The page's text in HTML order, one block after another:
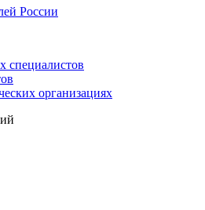
России
специалистов
организациях